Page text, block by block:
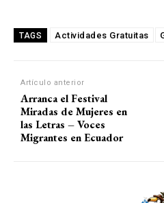
TAGS Actividades Gratuitas
Artículo anterior
Arranca el Festival
Miradas de Mujeres en
las Letras – Voces
Migrantes en Ecuador